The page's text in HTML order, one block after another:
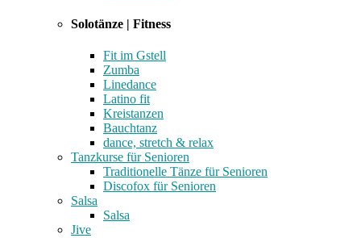
Solotänze | Fitness
Fit im Gstell
Zumba
Linedance
Latino fit
Kreistanzen
Bauchtanz
dance, stretch & relax
Tanzkurse für Senioren
Traditionelle Tänze für Senioren
Discofox für Senioren
Salsa
Salsa
Jive